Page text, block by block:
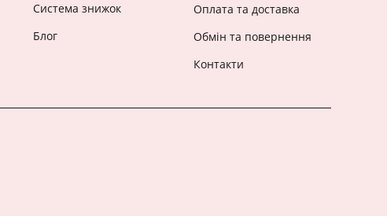
Система знижок
Блог
Оплата та доставка
Обмін та повернення
Контакти